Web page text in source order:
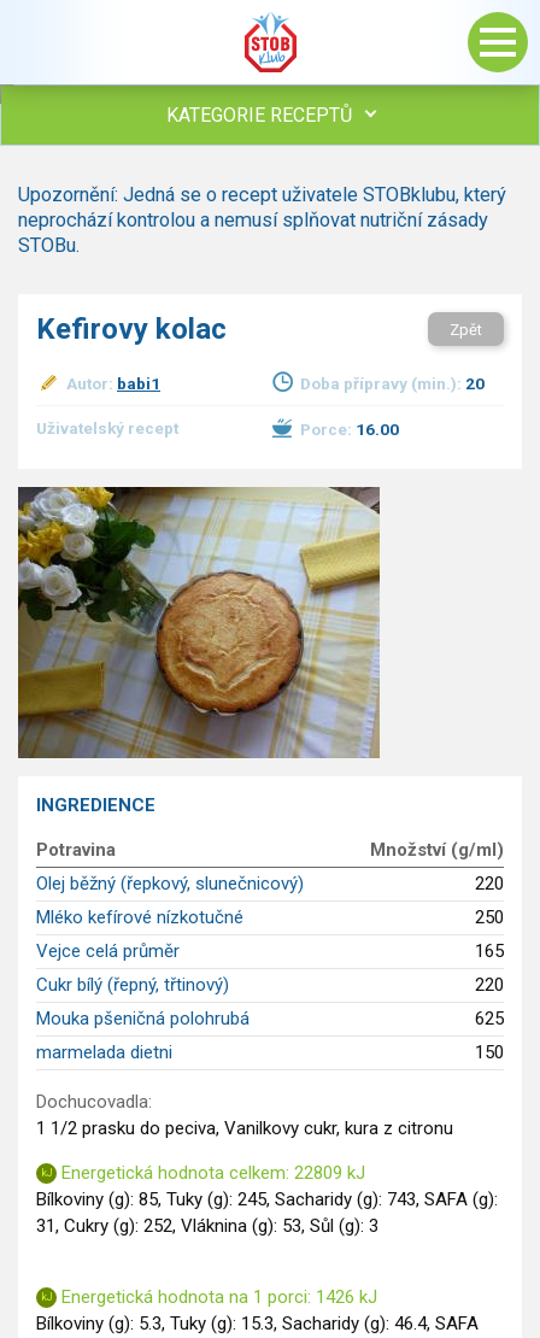
KATEGORIE RECEPTŮ
Polévky
Studená kuchyně
Bezmasé a zeleninové
Sladké pokrmy
Dezerty
Ostatní
Dětské recepty
GLP-1 recepty
Upozornění: Jedná se o recept uživatele STOBklubu, který
neprochází kontrolou a nemusí splňovat nutriční zásady
STOBu.
Kefirovy kolac Zpět
Autor: babi1 Doba přípravy (min.): 20
Uživatelský recept Porce: 16.00
INGREDIENCE
Potravina
Množství (g/ml)
Olej běžný (řepkový, slunečnicový)
220
Mléko kefírové nízkotučné
250
Vejce celá průměr
165
Cukr bílý (řepný, třtinový)
220
Mouka pšeničná polohrubá
625
marmelada dietni
150
Dochucovadla:
1 1/2 prasku do peciva, Vanilkovy cukr, kura z citronu
Energetická hodnota celkem: 22809 kJ
Bílkoviny (g): 85, Tuky (g): 245, Sacharidy (g): 743, SAFA (g):
31, Cukry (g): 252, Vláknina (g): 53, Sůl (g): 3
Energetická hodnota na 1 porci: 1426 kJ
Bílkoviny (g): 5.3, Tuky (g): 15.3, Sacharidy (g): 46.4, SAFA